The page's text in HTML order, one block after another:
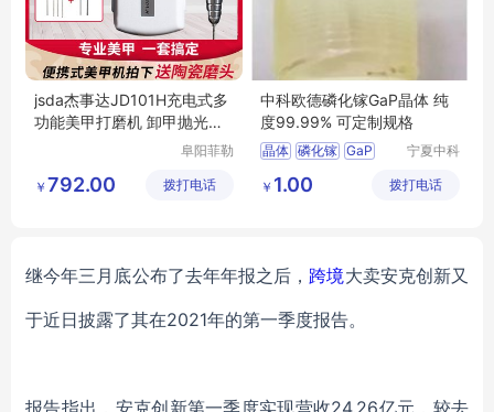
jsda杰事达JD101H充电式多
功能美甲打磨机 卸甲抛光美
阜阳菲勒
公司
￥ 792.00 拨打电话
中科欧德磷化镓GaP晶体 纯
度99.99% 可定制规格
晶体 磷化镓 GaP
宁夏中科
有限公司
￥ 1.00 拨打电话
继今年三月底公布了去年年报之后， 跨境大卖安克创新又
于近日披露了其在2021年的第一季度报告。
报告指出，安克创新第一季度实现营收24.26亿元，较去